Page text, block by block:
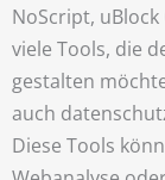
NoScript,
viele Tools, die
gestalten
auch
Diese Tools